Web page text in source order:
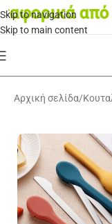
Skip to navigation
Skip to main content
από
Αρχική σελίδα/